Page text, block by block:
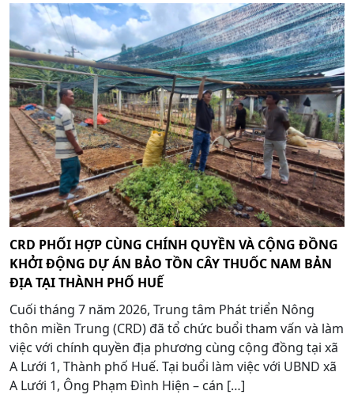
CRD PHỐI HỢP CÙNG CHÍNH QUYỀN VÀ CỘNG ĐỒNG
KHỞI ĐỘNG DỰ ÁN BẢO TỒN CÂY THUỐC NAM BẢN
ĐỊA TẠI THÀNH PHỐ HUẾ
Cuối tháng 7 năm 2026, Trung tâm Phát triển Nông
thôn miền Trung (CRD) đã tổ chức buổi tham vấn và làm
việc với chính quyền địa phương cùng cộng đồng tại xã
A Lưới 1, Thành phố Huế. Tại buổi làm việc với UBND xã
A Lưới 1, Ông Phạm Đình Hiện – cán […]